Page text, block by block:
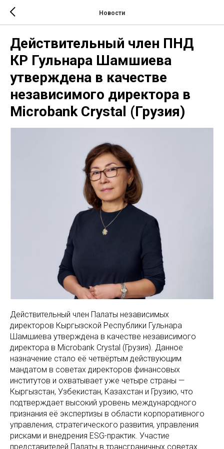
Новости
Действительный член ПНД
КР Гульнара Шамшиева
утверждена в качестве
независимого директора в
Microbank Crystal (Грузия)
Действительный член Палаты независимых
директоров Кыргызской Республики Гульнара
Шамшиева утверждена в качестве независимого
директора в Microbank Crystal (Грузия). Данное
назначение стало её четвёртым действующим
мандатом в советах директоров финансовых
институтов и охватывает уже четыре страны —
Кыргызстан, Узбекистан, Казахстан и Грузию, что
подтверждает высокий уровень международного
признания её экспертизы в области корпоративного
управления, стратегического развития, управления
рисками и внедрения ESG-практик. Участие
представителей Палаты в трансграничных советах